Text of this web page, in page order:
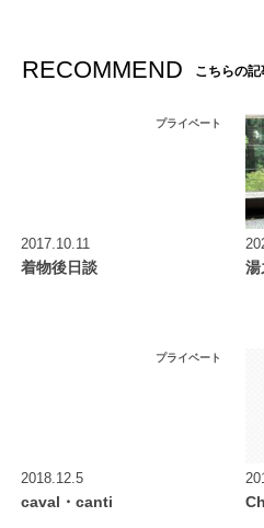
RECOMMEND こちらの記
プライベート
2017.10.11
着物後日談 湯
プライベート
2018.12.5
caval・canti